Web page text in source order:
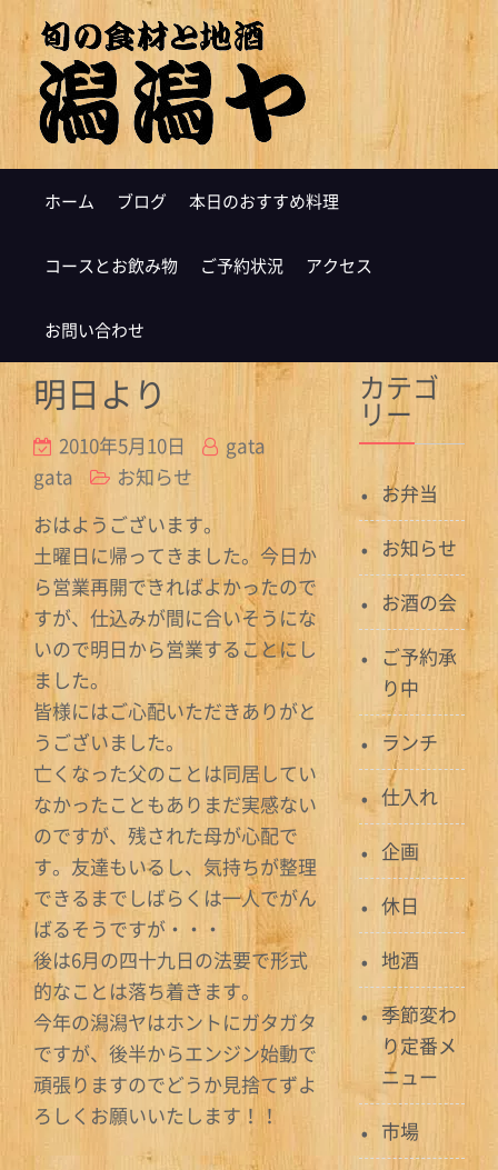
ホーム ブログ 本日のおすすめ料理
コースとお飲み物 ご予約状況 アクセス
お問い合わせ
明日より
2010年5月10日
gata
gata
お知らせ
おはようございます。
土曜日に帰ってきました。今日か
ら営業再開できればよかったので
すが、仕込みが間に合いそうにな
いので明日から営業することにし
ました。
皆様にはご心配いただきありがと
うございました。
亡くなった父のことは同居してい
なかったこともありまだ実感ない
のですが、残された母が心配で
す。友達もいるし、気持ちが整理
できるまでしばらくは一人でがん
ばるそうですが・・・
後は6月の四十九日の法要で形式
的なことは落ち着きます。
今年の潟潟ヤはホントにガタガタ
ですが、後半からエンジン始動で
頑張りますのでどうか見捨てずよ
ろしくお願いいたします！！
カテゴ
リー
お弁当
お知らせ
お酒の会
ご予約承
り中
ランチ
仕入れ
企画
休日
地酒
季節変わ
り定番メ
ニュー
市場